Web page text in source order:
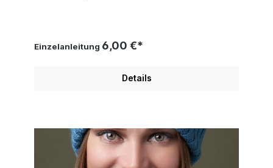
Einzelanleitung 6,00 €*
Details